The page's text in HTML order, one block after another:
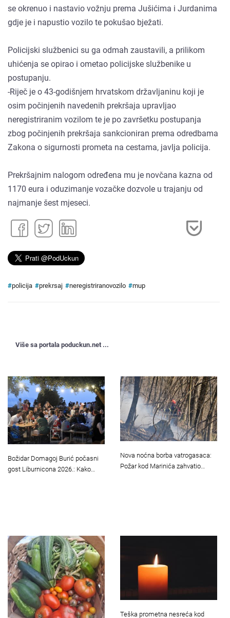
se okrenuo i nastavio vožnju prema Jušićima i Jurdanima
gdje je i napustio vozilo te pokušao bježati.
Policijski službenici su ga odmah zaustavili, a prilikom
uhićenja se opirao i ometao policijske službenike u
postupanju.
-Riječ je o 43-godišnjem hrvatskom državljaninu koji je
osim počinjenih navedenih prekršaja upravljao
neregistriranim vozilom te je po završetku postupanja
zbog počinjenih prekršaja sankcioniran prema odredbama
Zakona o sigurnosti prometa na cestama, javlja policija.
Prekršajnim nalogom određena mu je novčana kazna od
1170 eura i oduzimanje vozačke dozvole u trajanju od
najmanje šest mjeseci.
#policija #prekrsaj #neregistriranovozilo #mup
Više sa portala poduckun.net ...
Božidar Domagoj Burić počasni
gost Liburnicona 2026.: Kako…
Nova noćna borba vatrogasaca:
Požar kod Marinića zahvatio…
Teška prometna nesreća kod